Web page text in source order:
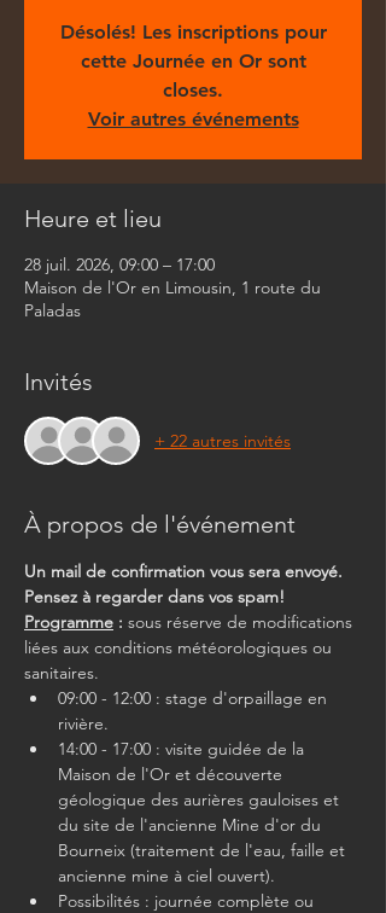
Désolés! Les inscriptions pour
cette Journée en Or sont
closes.
Voir autres événements
Heure et lieu
28 juil. 2026, 09:00 – 17:00
Maison de l'Or en Limousin, 1 route du
Paladas
Invités
+ 22 autres invités
À propos de l'événement
Un mail de confirmation vous sera envoyé.
Pensez à regarder dans vos spam!
Programme : sous réserve de modifications
liées aux conditions météorologiques ou
sanitaires.
09:00 - 12:00 : stage d'orpaillage en
rivière.
14:00 - 17:00 : visite guidée de la
Maison de l'Or et découverte
géologique des aurières gauloises et
du site de l'ancienne Mine d'or du
Bourneix (traitement de l'eau, faille et
ancienne mine à ciel ouvert).
Possibilités : journée complète ou